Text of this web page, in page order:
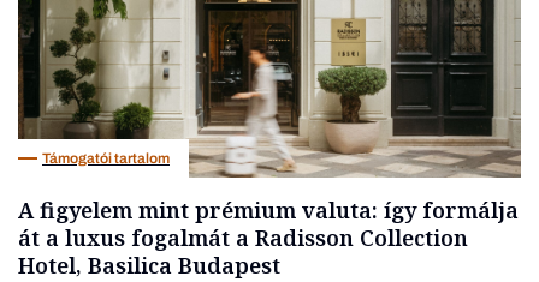
Támogatói tartalom
A figyelem mint prémium valuta: így formálja
át a luxus fogalmát a Radisson Collection
Hotel, Basilica Budapest